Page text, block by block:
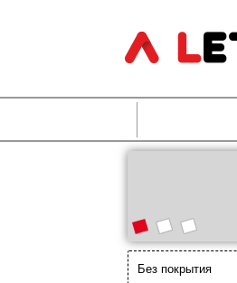
Без покрытия